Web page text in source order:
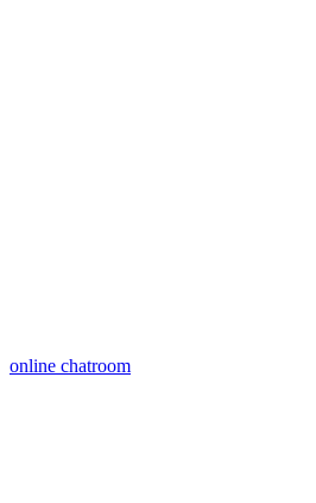
online chatroom